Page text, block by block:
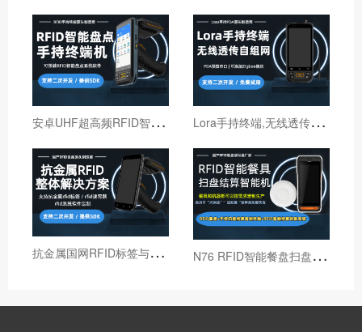
安
卓UHF超高频RFID智能盘点手持终端设备 L
ora手持终端,无线透传自组网pda,高性能Lora智能巡检机
抗
金属国网RFID标签与国网RFID读写器厂家 N
76 RFID智能餐盘扫盘机 火锅店RFID智能结算机